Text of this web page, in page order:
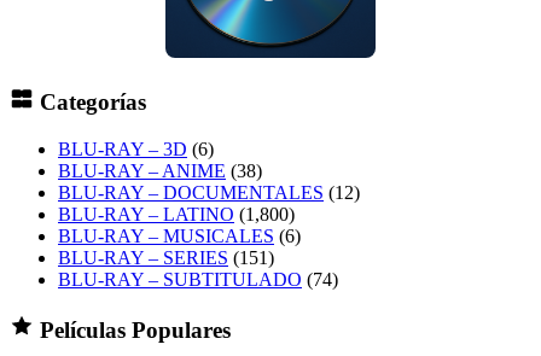
Categorías
BLU-RAY – 3D (6)
BLU-RAY – ANIME (38)
BLU-RAY – DOCUMENTALES (12)
BLU-RAY – LATINO (1,800)
BLU-RAY – MUSICALES (6)
BLU-RAY – SERIES (151)
BLU-RAY – SUBTITULADO (74)
Películas Populares